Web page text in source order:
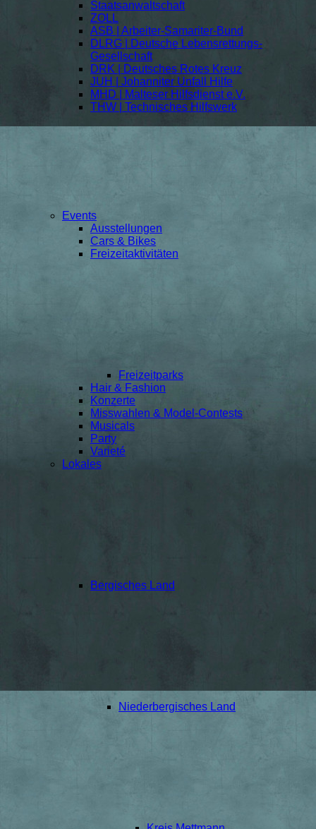
Staatsanwaltschaft
ZOLL
ASB | Arbeiter-Samariter-Bund
DLRG | Deutsche Lebensrettungs-
Gesellschaft
DRK | Deutsches Rotes Kreuz
JUH | Johanniter Unfall Hilfe
MHD | Malteser Hilfsdienst e.V.
THW | Technisches Hilfswerk
Events
Ausstellungen
Cars & Bikes
Freizeitaktivitäten
Freizeitparks
Hair & Fashion
Konzerte
Misswahlen & Model-Contests
Musicals
Party
Varieté
Lokales
Bergisches Land
Niederbergisches Land